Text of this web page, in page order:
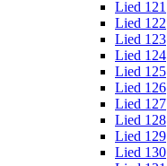
Lied 121
Lied 122
Lied 123
Lied 124
Lied 125
Lied 126
Lied 127
Lied 128
Lied 129
Lied 130